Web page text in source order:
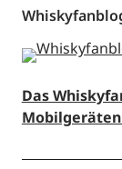
Das
Mobilgeräten